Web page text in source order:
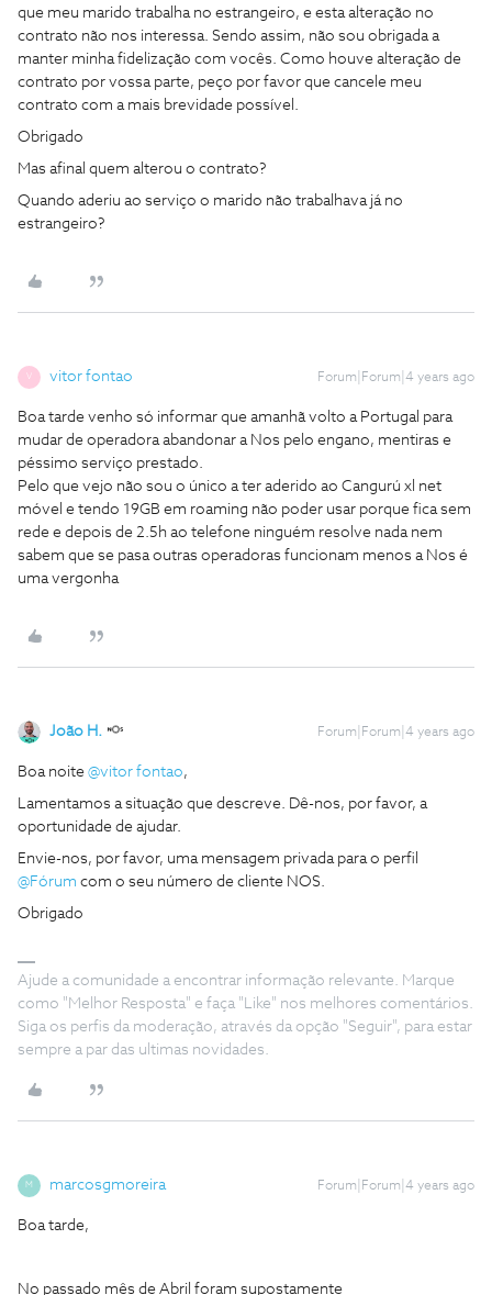
que meu marido trabalha no estrangeiro, e esta alteração no
contrato não nos interessa. Sendo assim, não sou obrigada a
manter minha fidelização com vocês. Como houve alteração de
contrato por vossa parte, peço por favor que cancele meu
contrato com a mais brevidade possível.
Obrigado
Mas afinal quem alterou o contrato?
Quando aderiu ao serviço o marido não trabalhava já no
estrangeiro?
V vitor fontao Forum|Forum|4 years ago
Boa tarde venho só informar que amanhã volto a Portugal para
mudar de operadora abandonar a Nos pelo engano, mentiras e
péssimo serviço prestado.
Pelo que vejo não sou o único a ter aderido ao Cangurú xl net
móvel e tendo 19GB em roaming não poder usar porque fica sem
rede e depois de 2.5h ao telefone ninguém resolve nada nem
sabem que se pasa outras operadoras funcionam menos a Nos é
uma vergonha
João H. Forum|Forum|4 years ago
Boa noite @vitor fontao,
Lamentamos a situação que descreve. Dê-nos, por favor, a
oportunidade de ajudar.
Envie-nos, por favor, uma mensagem privada para o perfil
@Fórum com o seu número de cliente NOS.
Obrigado
Ajude a comunidade a encontrar informação relevante. Marque
como "Melhor Resposta" e faça "Like" nos melhores comentários.
Siga os perfis da moderação, através da opção "Seguir", para estar
sempre a par das ultimas novidades.
M marcosgmoreira Forum|Forum|4 years ago
Boa tarde,
No passado mês de Abril foram supostamente